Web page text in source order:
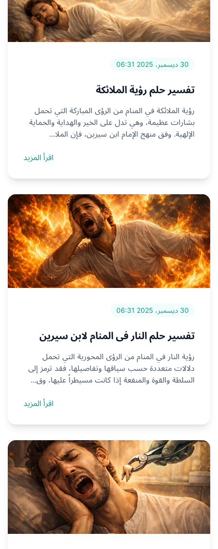
30 ديسمبر، 2025 06:31
تفسير حلم رؤية الملائكة
رؤية الملائكة في المنام من الرؤى المباركة التي تحمل
بشارات عظيمة، وهي تدل على الخير والهداية والحماية
الإلهية. وفق منهج الإمام ابن سيرين، فإن الملا...
اقرأ المزيد
30 ديسمبر، 2025 06:31
تفسير حلم النار في المنام لابن سيرين
رؤية النار في المنام من الرؤى المحورية التي تحمل
دلالات متعددة حسب سياقها وتفاصيلها، فقد ترمز إلى
السلطة والقوة والمنفعة إذا كانت مسيطراً عليها، وق...
اقرأ المزيد